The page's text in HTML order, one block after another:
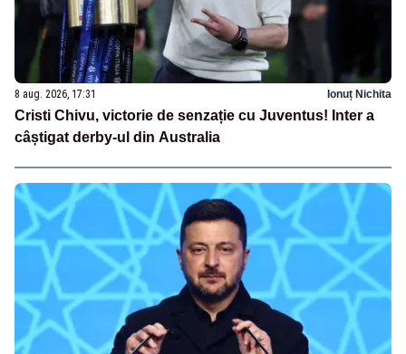
8 aug. 2026, 17:31 Ionuț Nichita
Cristi Chivu, victorie de senzație cu Juventus! Inter a
câștigat derby-ul din Australia